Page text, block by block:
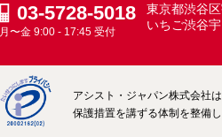
03-5728-5018
月〜金 9:00 - 17:45 受付
東京都渋谷
いちご渋谷
アシスト・ジャパン株式会社
保護措置を講ずる体制を整備